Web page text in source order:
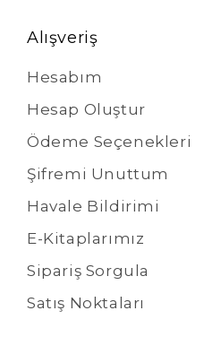
Alışveriş
Hesabım
Hesap Oluştur
Ödeme Seçenekleri
Şifremi Unuttum
Havale Bildirimi
E-Kitaplarımız
Sipariş Sorgula
Satış Noktaları